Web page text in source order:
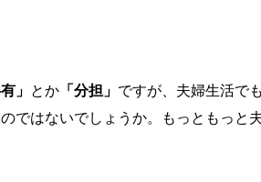
」 とか 「分担」 ですが、夫婦生活で
ではないでしょうか。もっともっと